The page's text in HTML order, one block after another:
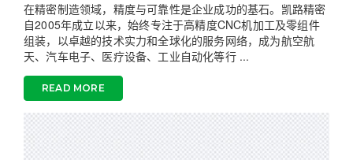
在精密制造领域，精度与可靠性是企业成功的基石。凯路精密
自2005年成立以来，始终专注于高精度CNC机加工及零组件
组装，以卓越的技术实力和全球化的服务网络，成为航空航
天、汽车电子、医疗设备、工业自动化等行 ...
READ MORE